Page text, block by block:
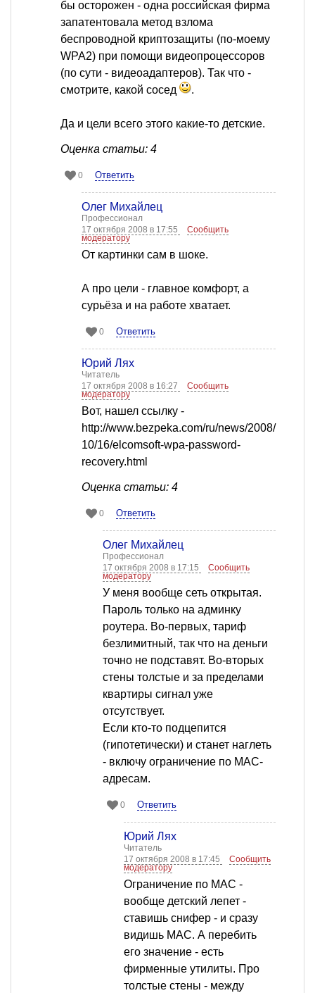
бы осторожен - одна российская фирма
запатентовала метод взлома
беспроводной криптозащиты (по-моему
WPA2) при помощи видеопроцессоров
(по сути - видеоадаптеров). Так что -
смотрите, какой сосед
.
Да и цели всего этого какие-то детские.
Оценка статьи: 4
0 Ответить
Олег Михайлец
Профессионал
17 октября 2008 в 17:55
Сообщить
модератору
От картинки сам в шоке.
А про цели - главное комфорт, а
сурьёза и на работе хватает.
0 Ответить
Юрий Лях
Читатель
17 октября 2008 в 16:27
Сообщить
модератору
Вот, нашел ссылку -
http://www.bezpeka.com/ru/news/2008/
10/16/elcomsoft-wpa-password-
recovery.html
Оценка статьи: 4
0 Ответить
Олег Михайлец
Профессионал
17 октября 2008 в 17:15
Сообщить
модератору
У меня вообще сеть открытая.
Пароль только на админку
роутера. Во-первых, тариф
безлимитный, так что на деньги
точно не подставят. Во-вторых
стены толстые и за пределами
квартиры сигнал уже
отсутствует.
Если кто-то подцепится
(гипотетически) и станет наглеть
- включу ограничение по MAC-
адресам.
0 Ответить
Юрий Лях
Читатель
17 октября 2008 в 17:45
Сообщить
модератору
Ограничение по МАС -
вообще детский лепет -
ставишь снифер - и сразу
видишь МАС. А перебить
его значение - есть
фирменные утилиты. Про
толстые стены - между